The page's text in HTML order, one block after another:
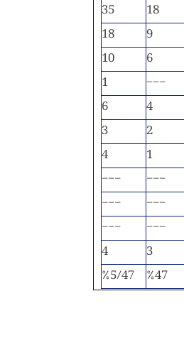
35
18
18
9
10
6
1
---
6
4
3
2
4
1
---
---
---
---
---
---
4
3
%5/47
%47